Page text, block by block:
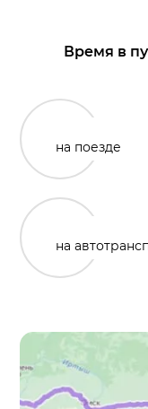
Время в
на поезде
на